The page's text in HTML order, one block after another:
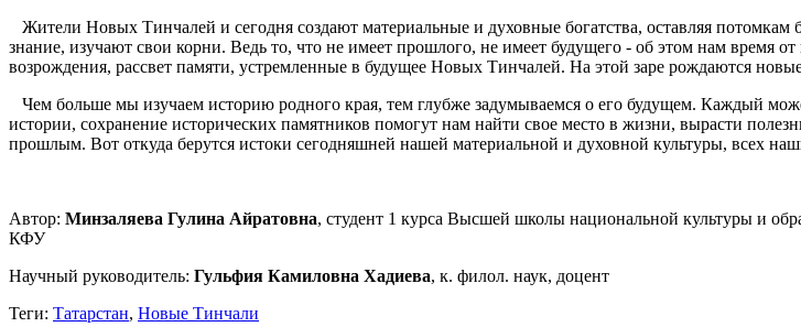
Жители Новых Тинчалей и сегодня создают материальные и духовные богатства, оставляя потомкам
знание, изучают свои корни. Ведь то, что не имеет прошлого, не имеет будущего - об этом нам время
возрождения, рассвет памяти, устремленные в будущее Новых Тинчалей. На этой заре рождаются
Чем больше мы изучаем историю родного края, тем глубже задумываемся о его будущем. Каждый
истории, сохранение исторических памятников помогут нам найти свое место в жизни, вырасти
прошлым. Вот откуда берутся истоки сегодняшней нашей материальной и духовной культуры, всех
Автор: Минзаляева Гулина Айратовна, студент 1 курса Высшей школы национальной культуры и
КФУ
Научный руководитель: Гульфия Камиловна Хадиева, к. филол. наук, доцент
Теги: Татарстан, Новые Тинчали